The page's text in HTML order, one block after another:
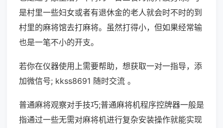
是村里一些妇女或者有退休金的老人就会时不时的到
村里的麻将馆去打麻将。虽然打得小，但如果经常输
也是一笔不小的开支。
若你在仪器使用上需要帮助，想获取一对一指导，添
加微信号; kkss8691 随时交流 。
普通麻将观察对手技巧;普通麻将机程序控牌器一般是
指通过一些无需对麻将机进行复杂安装操作就能实现